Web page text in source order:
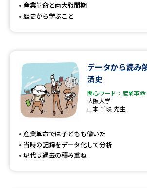
SELFBRAND特集ページ
オープンキャンパス検索 実施プロ
来場型・Web型イベント特集 夢ナビライ
受験準備
産業革命と両大戦間期
歴史から学ぶこと
データから読み
済史
関心ワード：産業革命
大阪大学
山本 千映 先生
産業革命では子どもも働いた
当時の記録をデータ化して分析
現代は過去の積み重ね